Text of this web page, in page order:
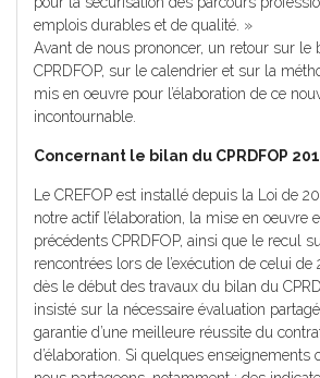
emplois durables et de qualité. »
Avant de nous prononcer, un retour sur le
CPRDFOP, sur le calendrier et sur la
mis en oeuvre pour l’élaboration de ce
incontournable.
Concernant le bilan du CPRDFOP
Le CREFOP est installé depuis la Loi de
notre actif l’élaboration, la mise en oeuvre
précédents CPRDFOP, ainsi que le recul
rencontrées lors de l’exécution de celui de
dès le début des travaux du bilan du
insisté sur la nécessaire évaluation
garantie d’une meilleure réussite du
d’élaboration. Si quelques enseignements